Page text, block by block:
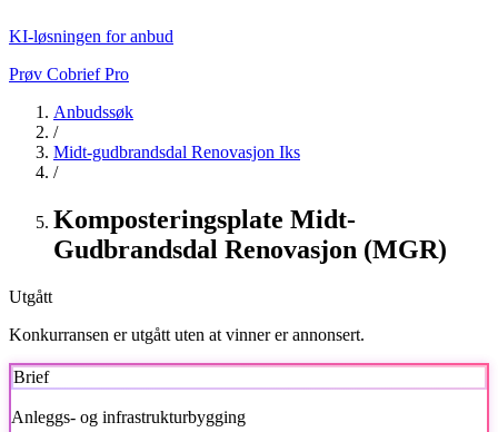
KI-løsningen for anbud
Prøv Cobrief Pro
Anbudssøk
/
Midt-gudbrandsdal Renovasjon Iks
/
Komposteringsplate Midt-
Gudbrandsdal Renovasjon (MGR)
Utgått
Konkurransen er utgått uten at vinner er annonsert.
Brief
Anleggs- og infrastrukturbygging